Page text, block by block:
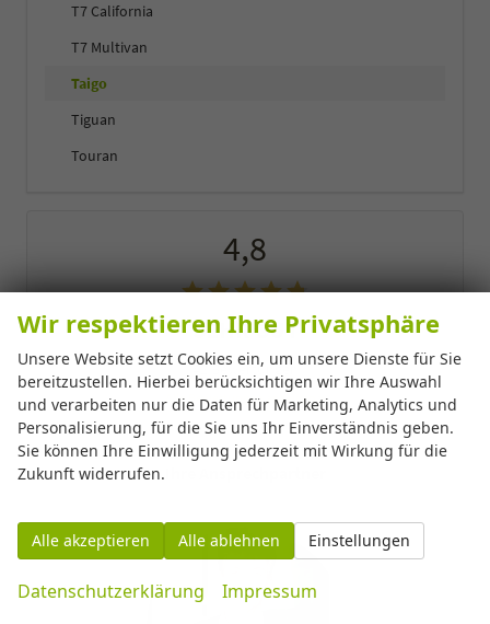
T7 California
T7 Multivan
Taigo
Tiguan
Touran
4,8
SEHR GUT
42 Bewertungen
Alle Bewertungen anzeigen >
Wir respektieren Ihre Privatsphäre
Unsere Website setzt Cookies ein, um unsere Dienste für Sie
bereitzustellen. Hierbei berücksichtigen wir Ihre Auswahl
und verarbeiten nur die Daten für Marketing, Analytics und
Personalisierung, für die Sie uns Ihr Einverständnis geben.
Sie können Ihre Einwilligung jederzeit mit Wirkung für die
Zukunft widerrufen.
Alle akzeptieren Alle ablehnen Einstellungen
Datenschutzerklärung Impressum